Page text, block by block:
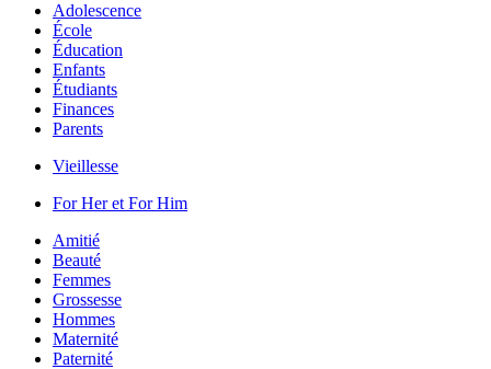
Adolescence
École
Éducation
Enfants
Étudiants
Finances
Parents
Vieillesse
For Her et For Him
Amitié
Beauté
Femmes
Grossesse
Hommes
Maternité
Paternité